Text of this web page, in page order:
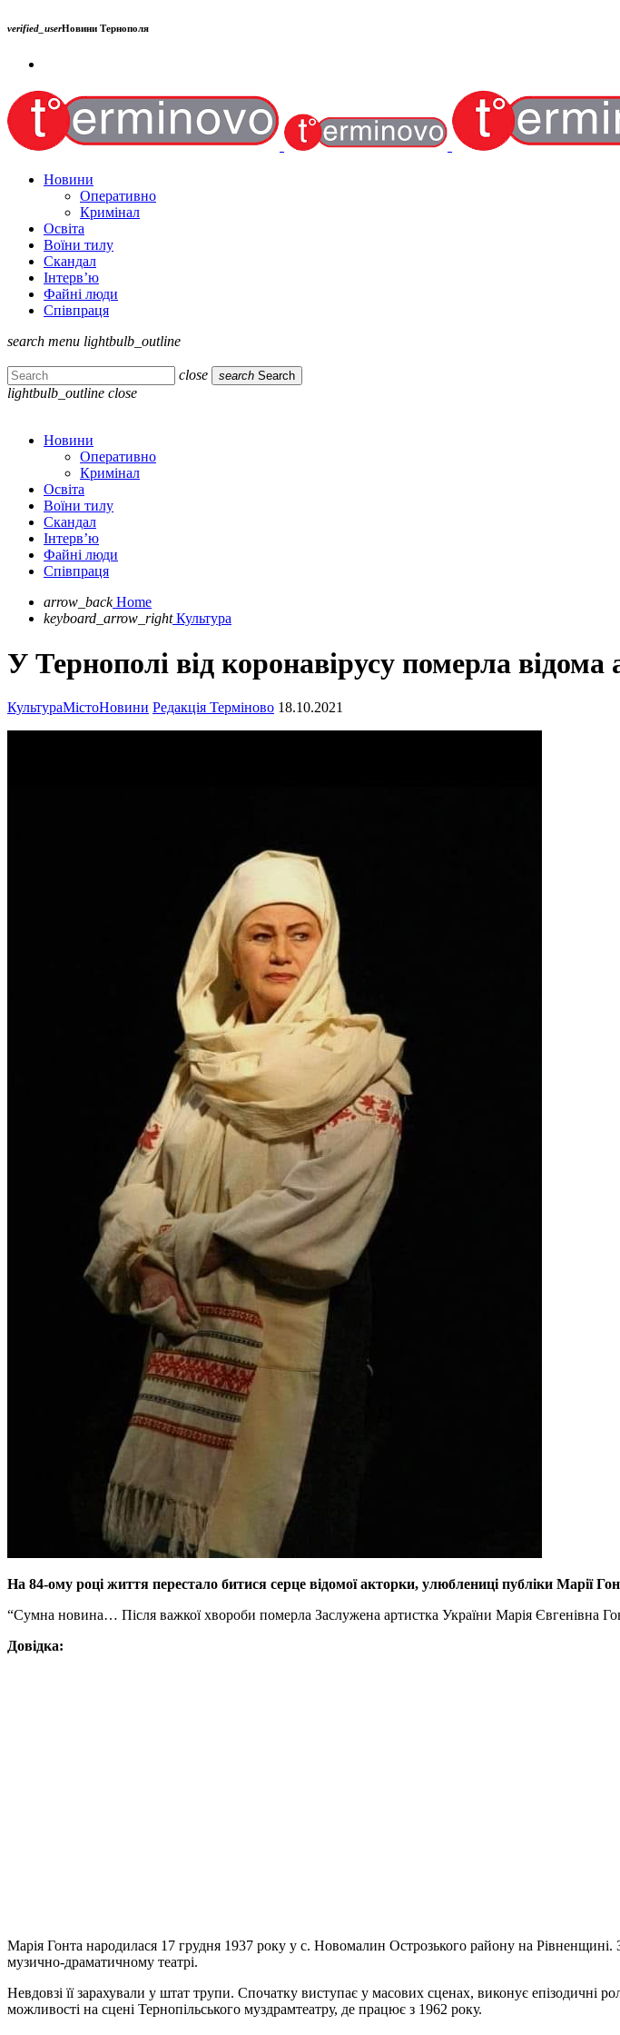
verified_userНовини Тернополя
Новини
Оперативно
Кримінал
Освіта
Воїни тилу
Скандал
Інтерв’ю
Файні люди
Співпраця
search menu lightbulb_outline
close search Search
lightbulb_outline close
Новини
Оперативно
Кримінал
Освіта
Воїни тилу
Скандал
Інтерв’ю
Файні люди
Співпраця
arrow_back Home
keyboard_arrow_right Культура
У Тернополі від коронавірусу померла відома
КультураМістоНовини Редакція Терміново 18.10.2021
На 84-ому році життя перестало битися серце відомої акторки, улюблениці публіки Марії
“Сумна новина… Після важкої хвороби померла Заслужена артистка України Марія Євгенівна
Довідка:
Марія Гонта народилася 17 грудня 1937 року у с. Новомалин Острозького району на
музично-драматичному театрі.
Невдовзі її зарахували у штат трупи. Спочатку виступає у масових сценах, виконує епізодичні
можливості на сцені Тернопільського муздрамтеатру, де працює з 1962 року.